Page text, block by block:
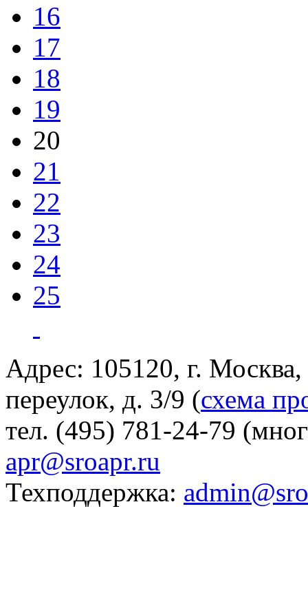
16
17
18
19
20
21
22
23
24
25
Адрес: 105120, г.
переулок, д. 3/9 (схема
тел. (495) 781-24-79
apr@sroapr.ru
Техподдержка: